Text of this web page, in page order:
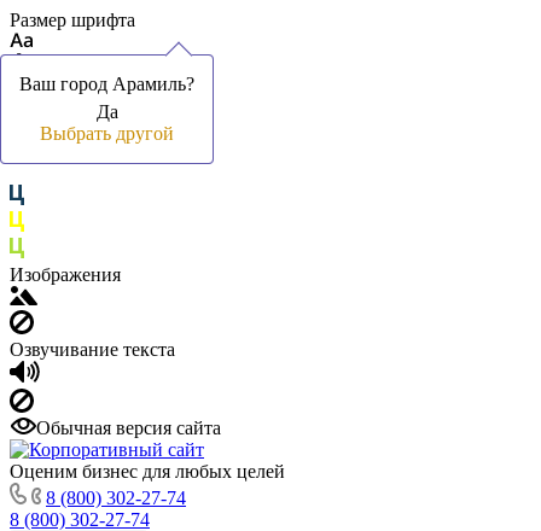
Размер шрифта
Цвет фона и шрифта
Изображения
Озвучивание текста
Обычная версия сайта
Оценим бизнес для любых целей
8 (800) 302-27-74
8 (800) 302-27-74
Ваш город Арамиль?
Да
Выбрать другой
Ваш город Арамиль?
Да
Выбрать другой